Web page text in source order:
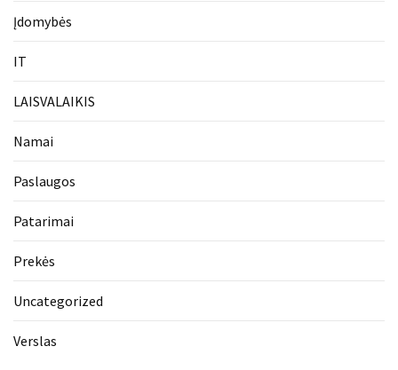
Įdomybės
IT
LAISVALAIKIS
Namai
Paslaugos
Patarimai
Prekės
Uncategorized
Verslas